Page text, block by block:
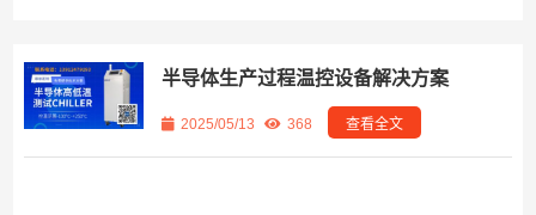
半导体生产过程温控设备解决方案
2025/05/13 368 查看全文